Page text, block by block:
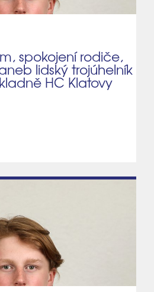
spokojení rodiče,
lidský trojúhelník
HC Klatovy